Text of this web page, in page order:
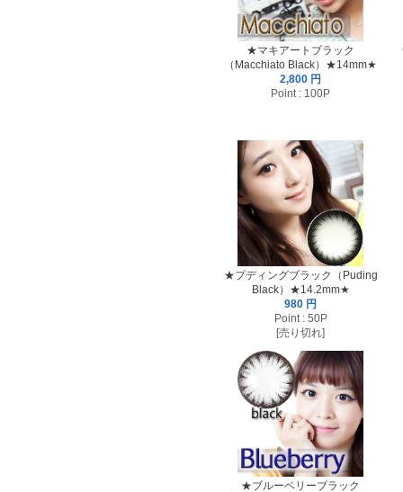
★マキアートブラック
（Macchiato Black）★14mm★
2,800 円
Point : 100P
★プディングブラック（Puding
Black）★14.2mm★
980 円
Point : 50P
[売り切れ]
★ブルーベリーブラック